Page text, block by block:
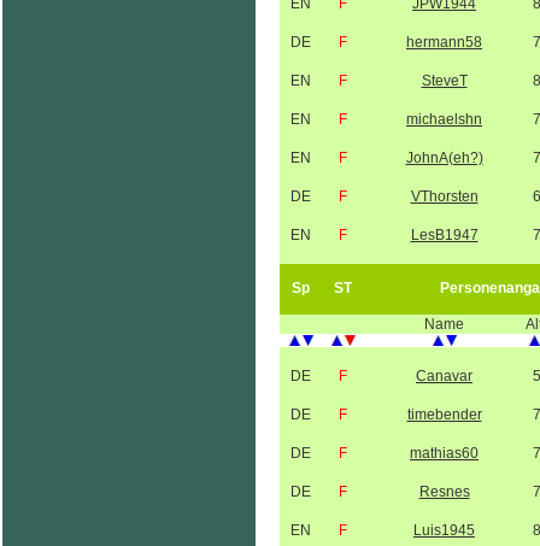
EN F JPW1944
DE F hermann58
EN F SteveT
EN F michaelshn
EN F JohnA(eh?)
DE F VThorsten
EN F LesB1947
Sp ST
Name
DE F Canavar
DE F timebender
DE F mathias60
DE F Resnes
EN F Luis1945